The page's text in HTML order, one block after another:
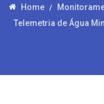
Home
Telemetria de Água